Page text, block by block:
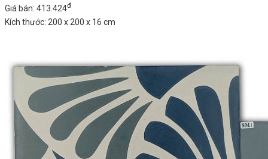
Giá bán: 413.424đ
Kích thước: 200 x 200 x 16 cm